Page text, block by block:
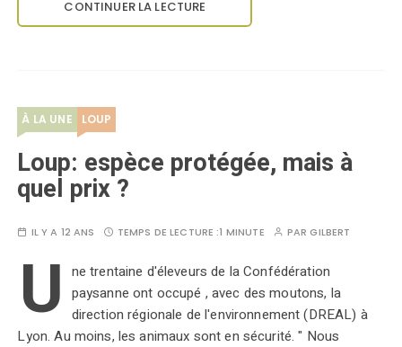
CONTINUER LA LECTURE
À LA UNE LOUP
Loup: espèce protégée, mais à
quel prix ?
IL Y A 12 ANS TEMPS DE LECTURE :1 MINUTE PARGILBERT
U ne trentaine d'éleveurs de la Confédération
paysanne ont occupé , avec des moutons, la
direction régionale de l'environnement (DREAL) à
Lyon. Au moins, les animaux sont en sécurité. " Nous